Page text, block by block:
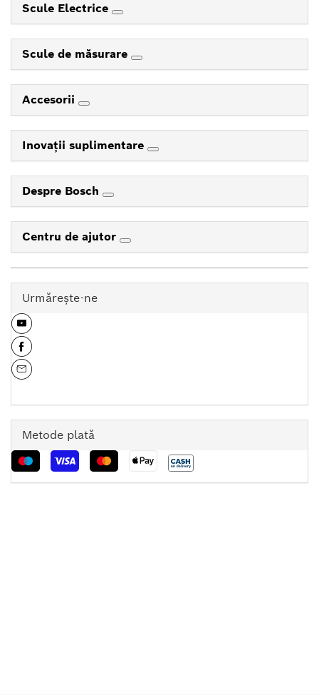
Scule Electrice
Scule de măsurare
Accesorii
Inovaţii suplimentare
Despre Bosch
Centru de ajutor
Urmăreşte-ne
Metode plată